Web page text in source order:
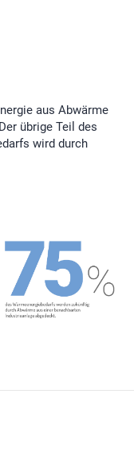
aus Abwärme
übrige Teil des
wird durch